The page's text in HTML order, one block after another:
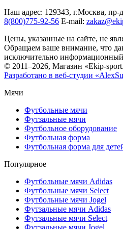
Наш адрес: 129343, г.Москва, пр-
8(800)775-92-56 E-mail:
Цены, указанные на сайте, не
Обращаем ваше внимание, что
исключительно информационный
© 2011–2026, Магазин «Ekip-
Разработано в веб-студии
Мячи
Футбольные мячи
Футзальные мячи
Футбольное оборудование
Футбольная форма
Футбольная форма для
Популярное
Футбольные мячи Adidas
Футбольные мячи Select
Футбольные мячи Jogel
Футзальные мячи Adidas
Футзальные мячи Select